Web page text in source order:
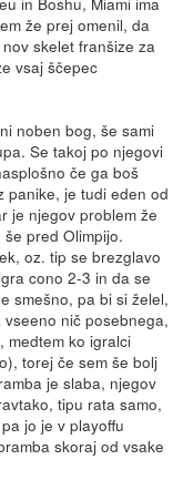
že prej omenil, da
skelet franšize za
vsaj ščepec
noben bog, še sami
Se takoj po njegovi
če ga boš
panike, je tudi eden od
je njegov problem že
pred Olimpijo.
oz. tip se brezglavo
cono 2-3 in da se
smešno, pa bi si želel,
nič posebnega,
medtem ko igralci
torej če sem še bolj
je slaba, njegov
tipu rata samo,
jo je v playoffu
skoraj od vsake